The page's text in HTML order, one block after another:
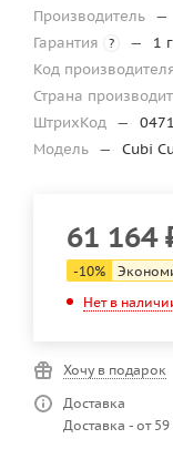
Производитель —
Гарантия
? —
1
Код
Страна
ШтрихКод —
Модель — Cubi
61 164
-10%
Нет в
Хочу в подарок
Доставка
Доставка - от 59